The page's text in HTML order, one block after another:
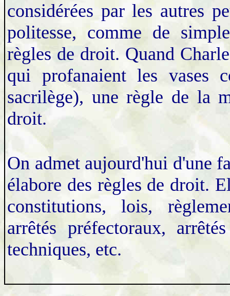
considérées par les autres
politesse, comme de
règles de droit. Quand
qui profanaient les vases
sacrilège), une règle de la
droit.
On admet aujourd'hui d'une
élabore des règles de droit.
constitutions, lois,
arrêtés préfectoraux,
techniques, etc.